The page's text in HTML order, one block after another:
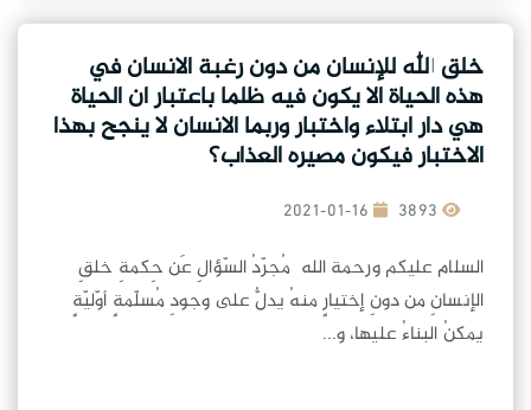
خلق الله للإنسان من دون رغبة الانسان في
هذه الحياة الا يكون فيه ظلما باعتبار ان الحياة
هي دار ابتلاء واختبار وربما الانسان لا ينجح بهذا
الاختبار فيكون مصيره العذاب؟
2021-01-16
السلام عليكم ورحمة الله مُجرّدُ السّؤالِ عَن حِكمةِ خلقِ
الإنسانِ من دونِ إختيارٍ منهُ يدلُّ على وجودِ مُسلّمةٍ أوّليّةٍ
يمكنُ البناءُ عليها، و...